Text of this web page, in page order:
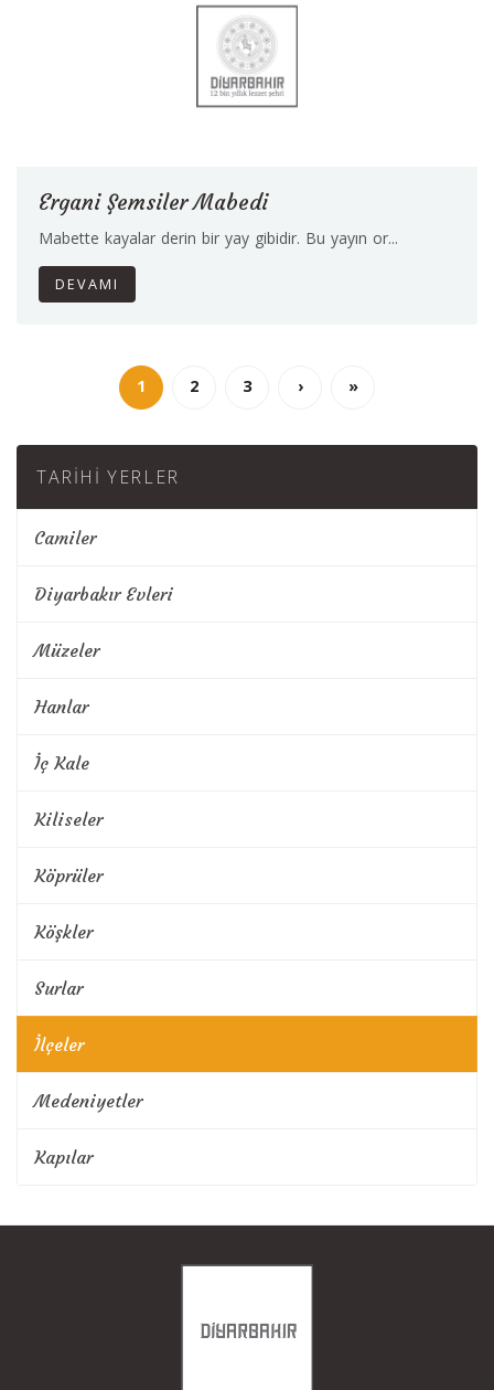
TARIHI YERLER
Camiler
Diyarbakır Evleri
Müzeler
Hanlar
İç Kale
Kiliseler
Köprüler
Köşkler
Surlar
İlçeler
Medeniyetler
Kapılar
Ergani Şemsiler Mabedi
Mabette kayalar derin bir yay gibidir. Bu yayın or...
DEVAMI
1 2 3 › »